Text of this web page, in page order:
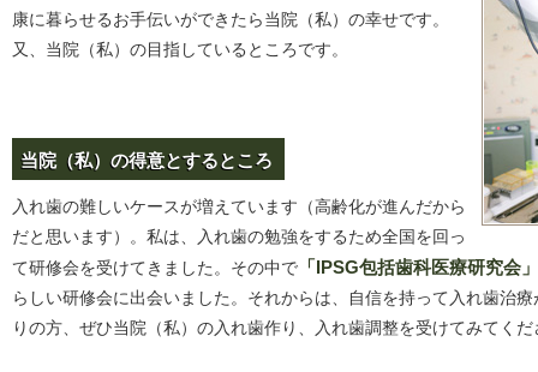
康に暮らせるお手伝いができたら当院（私）の幸せです。
又、当院（私）の目指しているところです。
当院（私）の得意とするところ
入れ歯の難しいケースが増えています（高齢化が進んだから
だと思います）。私は、入れ歯の勉強をするため全国を回っ
て研修会を受けてきました。その中で 「IPSG包括歯科医療研究会
らしい研修会に出会いました。それからは、自信を持って入れ歯治
りの方、ぜひ当院（私）の入れ歯作り、入れ歯調整を受けてみてくだ